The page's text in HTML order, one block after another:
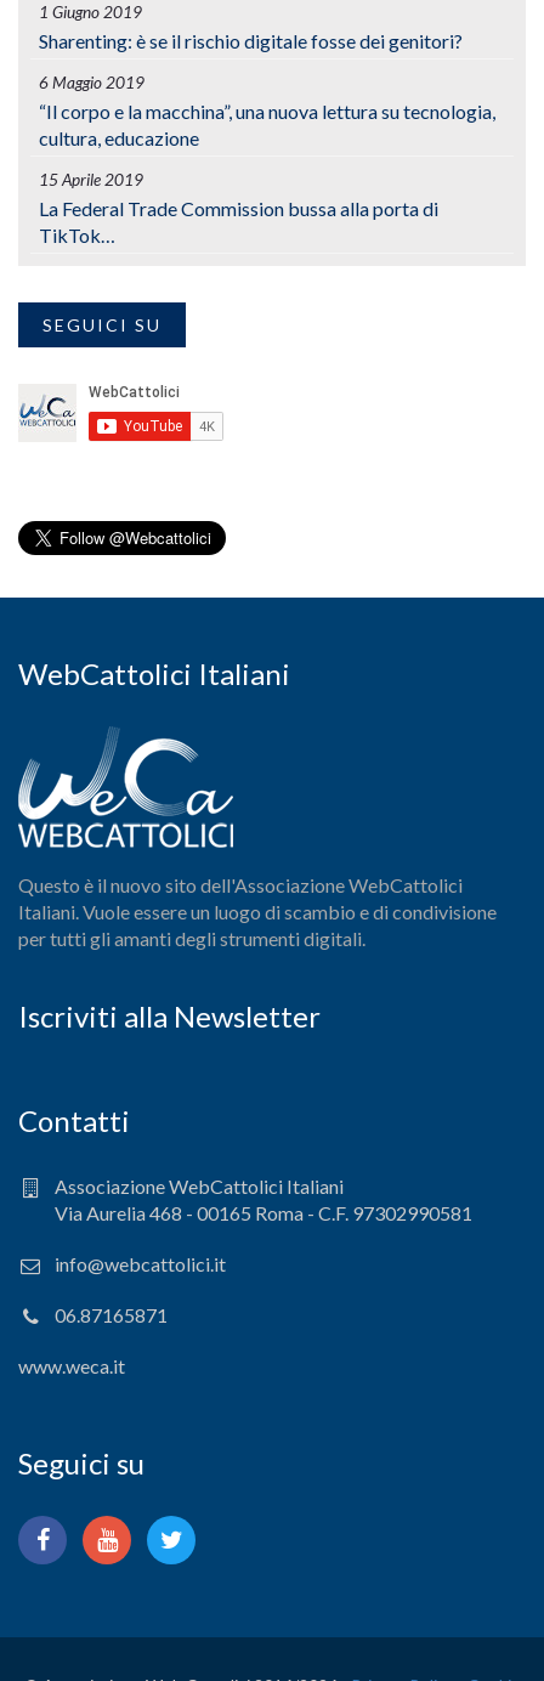
1 Giugno 2019
Sharenting: è se il rischio digitale fosse dei genitori?
6 Maggio 2019
“Il corpo e la macchina”, una nuova lettura su tecnologia,
cultura, educazione
15 Aprile 2019
La Federal Trade Commission bussa alla porta di
TikTok…
SEGUICI SU
WebCattolici Italiani
Questo è il nuovo sito dell'Associazione WebCattolici
Italiani. Vuole essere un luogo di scambio e di condivisione
per tutti gli amanti degli strumenti digitali.
Iscriviti alla Newsletter
Contatti
Associazione WebCattolici Italiani
Via Aurelia 468 - 00165 Roma - C.F. 97302990581
info@webcattolici.it
06.87165871
www.weca.it
Seguici su